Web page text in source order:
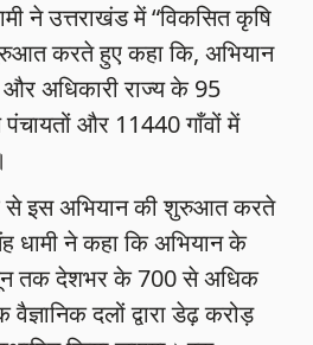
ने उत्तराखंड में “विकसित कृषि
करते हुए कहा कि, अभियान
और अधिकारी राज्य के 95
और 11440 गाँवों में
से इस अभियान की शुरुआत करते
धामी ने कहा कि अभियान के
तक देशभर के 700 से अधिक
दलों द्वारा डेढ़ करोड़